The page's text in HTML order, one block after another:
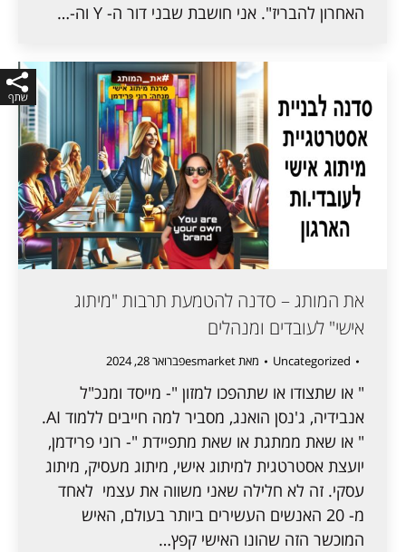
האחרון להבריז". אני חושבת שבני דור ה- Y וה-…
את המותג – סדנה להטמעת תרבות "מיתוג
אישי" לעובדים ומנהלים
Uncategorized מאתesmarketפברואר 28, 2024
" או שתצודו או שתהפכו למזון "- מייסד ומנכ"ל
אנבידיה, ג'נסן הואנג, מסביר למה חייבים ללמוד AI.
" או שאת ממתגת או שאת מתפיידת "- רוני פרידמן,
יועצת אסטרטגית למיתוג אישי, מיתוג מעסיק, מיתוג
עסקי. זה לא חלילה שאני משווה את עצמי לאחד
מ- 20 האנשים העשירים ביותר בעולם, האיש
המוכשר הזה שהונו האישי קפץ…